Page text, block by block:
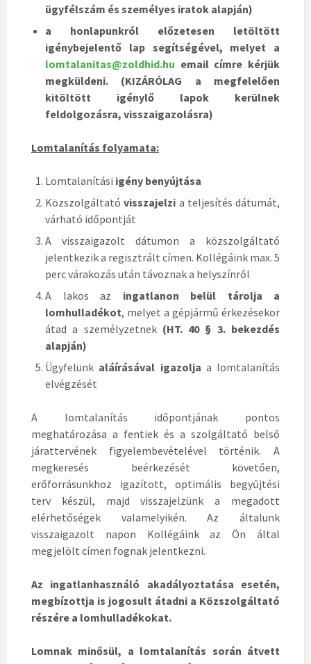
ügyfélszám és személyes iratok alapján)
a honlapunkról előzetesen letöltött
igénybejelentő lap segítségével, melyet a
lomtalanitas@zoldhid.hu email címre kérjük
megküldeni. (KIZÁRÓLAG a megfelelően
kitöltött igénylő lapok kerülnek
feldolgozásra, visszaigazolásra)
Lomtalanítás folyamata:
Lomtalanítási igény benyújtása
Közszolgáltatóvisszajelzi a teljesítés dátumát,
várható időpontját
A visszaigazolt dátumon a közszolgáltató
jelentkezik a regisztrált címen. Kollégáink max. 5
perc várakozás után távoznak a helyszínről
A lakos az ingatlanon belül tárolja a
lomhulladékot, melyet a gépjármű érkezésekor
átad a személyzetnek (HT. 40 § 3. bekezdés
alapján)
Ügyfelünk aláírásával igazolja a lomtalanítás
elvégzését
A lomtalanítás időpontjának pontos
meghatározása a fentiek és a szolgáltató belső
járattervének figyelembevételével történik. A
megkeresés beérkezését követően,
erőforrásunkhoz igazított, optimális begyűjtési
terv készül, majd visszajelzünk a megadott
elérhetőségek valamelyikén. Az általunk
visszaigazolt napon Kollégáink az Ön által
megjelölt címen fognak jelentkezni.
Az ingatlanhasználó akadályoztatása esetén,
megbízottja is jogosult átadni a Közszolgáltató
részére a lomhulladékokat.
Lomnak minősül, a lomtalanítás során átvett